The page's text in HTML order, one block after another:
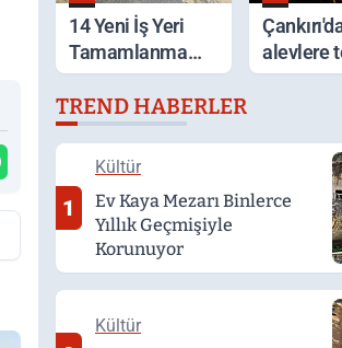
14 Yeni İş Yeri
Tamamlanma
Aşamasında
alevlere
olan ev
TREND HABERLER
1
Kültür
Ev Kaya Mezarı Binlerce
Yıllık Geçmişiyle
Korunuyor
Kültür